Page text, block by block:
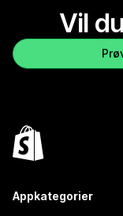
Vil
Appkategorier